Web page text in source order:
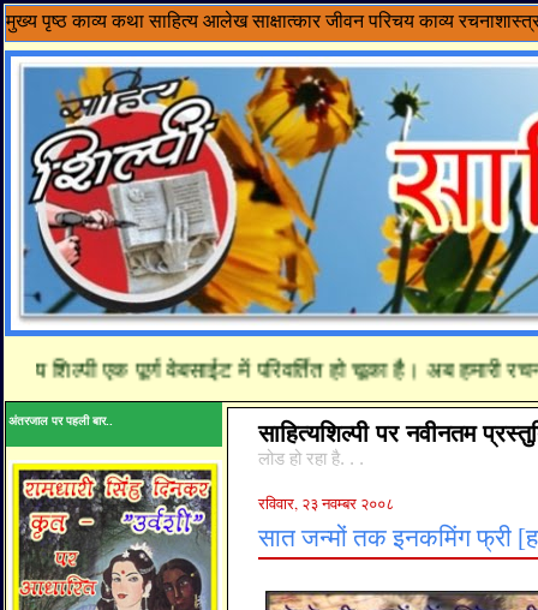
मुख्य पृष्ठ काव्य कथा साहित्य आलेख साक्षात्कार जीवन परिचय काव्य
एक पूर्ण वेबसाईट में परिवर्तित हो चूका है। अब हमारी
अंतरजाल पर पहली बार.. साहित्यशिल्पी पर नवीनतम
लोड हो रहा है. . .
रविवार, २३ नवम्बर २००८
सात जन्मों तक इनकमिंग फ्री